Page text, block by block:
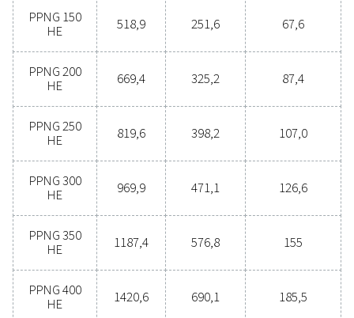
Ontdek de voordelen
stikstofproductie op
Overweegt u om over te stappen van het kopen van
flessen naar het produceren van stikstof op locatie?
voor de hand liggend, dat moet u zeker doen!
op locatie biedt tal van voordelen, waaronder lagere
nauwkeurige zuiverheidscontrole, lagere
verbeterde veiligheid en het wegnemen van
uitdagingen. In elk opzicht blijkt stikstofproductie op
meest effectieve en efficiënte oplossing te zijn. Neem